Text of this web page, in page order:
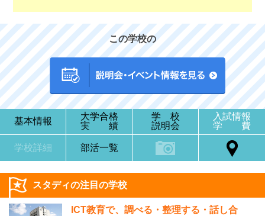
この学校の
基本情報
大学合格
実 績
学 校
説明会
入試情報
学 費
学校詳細 部活一覧
スタディの注目の学校
ICT教育で、調べる・整理する・話し合